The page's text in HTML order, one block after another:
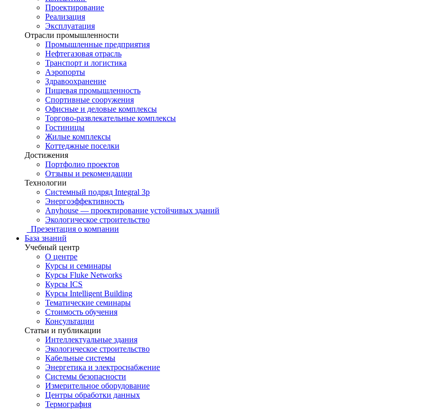
Проектирование
Реализация
Эксплуатация
Отрасли промышленности
Промышленные предприятия
Нефтегазовая отрасль
Транспорт и логистика
Аэропорты
Здравоохранение
Пищевая промышленность
Спортивные сооружения
Офисные и деловые комплексы
Торгово-развлекательные комплексы
Гостиницы
Жилые комплексы
Коттеджные поселки
Достижения
Портфолио проектов
Отзывы и рекомендации
Технологии
Системный подряд Integral 3p
Энергоэффективность
Anyhouse — проектирование устойчивых зданий
Экологическое строительство
Презентация о компании
База знаний
Учебный центр
О центре
Курсы и семинары
Курсы Fluke Networks
Курсы ICS
Курсы Intelligent Building
Тематические семинары
Стоимость обучения
Консультации
Статьи и публикации
Интеллектуальные здания
Экологическое строительство
Кабельные системы
Энергетика и электроснабжение
Системы безопасности
Измерительное оборудование
Центры обработки данных
Термография